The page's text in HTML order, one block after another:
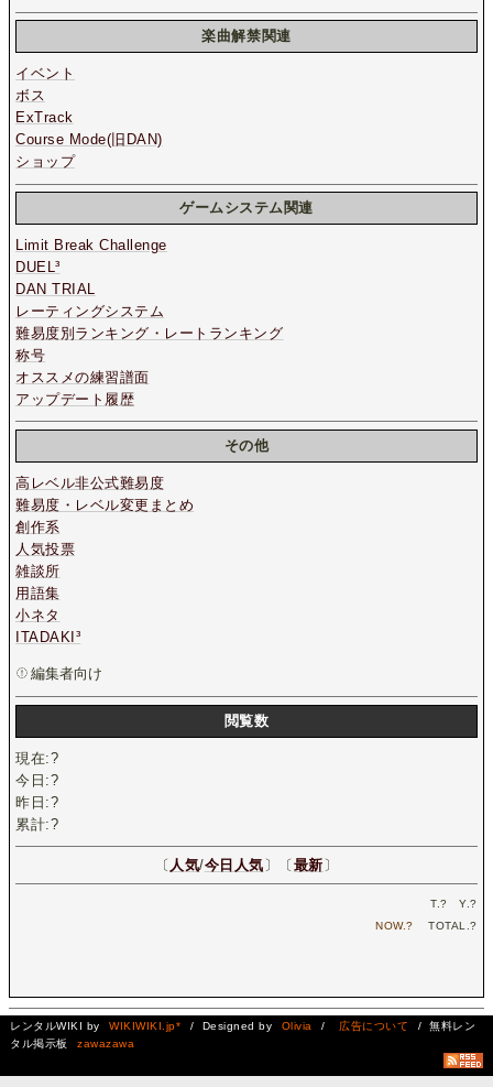
楽曲解禁関連
イベント
ボス
ExTrack
Course Mode(旧DAN)
ショップ
ゲームシステム関連
Limit Break Challenge
DUEL³
DAN TRIAL
レーティングシステム
難易度別ランキング・レートランキング
称号
オススメの練習譜面
アップデート履歴
その他
高レベル非公式難易度
難易度・レベル変更まとめ
創作系
人気投票
雑談所
用語集
小ネタ
ITADAKI³
編集者向け
閲覧数
現在:?
今日:?
昨日:?
累計:?
〔 人気/今日人気〕〔最新〕
T.? Y.?
NOW.? TOTAL.?
レンタルWIKI by WIKIWIKI.jp* / Designed by Olivia / 広告について
/ 無料レン
タル掲示板
zawazawa